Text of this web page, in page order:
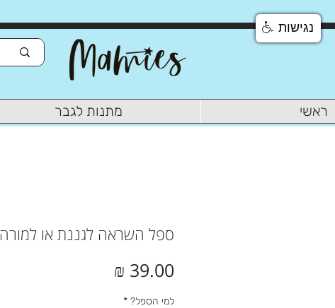
ראשי מתנות לגבר
ספל השראה לגננת או למורה
למי הספל? *
נגישות